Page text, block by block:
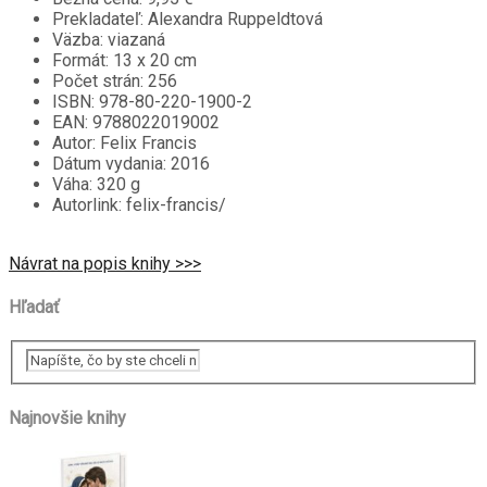
Prekladateľ: Alexandra Ruppeldtová
Väzba: viazaná
Formát: 13 x 20 cm
Počet strán: 256
ISBN: 978-80-220-1900-2
EAN: 9788022019002
Autor: Felix Francis
Dátum vydania: 2016
Váha: 320 g
Autorlink: felix-francis/
Návrat na popis knihy >>>
Hľadať
Najnovšie knihy